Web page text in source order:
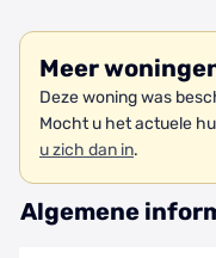
Meer
Deze woning was
Mocht u het actuele
u zich dan in.
Algemene